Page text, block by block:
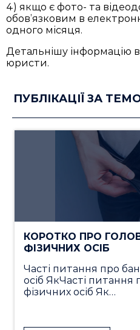
4) якщо є фото- та
обов’язковим в
одного місяця.
Детальнішу інформацію
юристи.
ПУБЛІКАЦІЇ ЗА
КОРОТКО ПРО
ФІЗИЧНИХ ОСІБ
Часті питання про
осіб ЯкЧасті питання
фізичних осіб Як…